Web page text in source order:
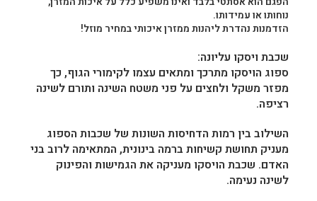
נוחותו או עמידותו.
הזדמנות נהדרת ליהנות ממזרן איכותי במחיר מוזל!
שכבת ויסקו עליונה:
ספוג הויסקו מתרכך ומתאים עצמו לקימורי הגוף, כך
מפזר משקל ולחצים על פני משטח השינה ותורם לשינה
רציפה.
השילוב בין רמות הדחיסות השונות של שכבות הספוג
מעניק תחושת קשיחות ברמה בינונית, המתאימה לרוב בני
האדם. שכבת הויסקו מעניקה את הגמישות והפינוק
לשינה נעימה.